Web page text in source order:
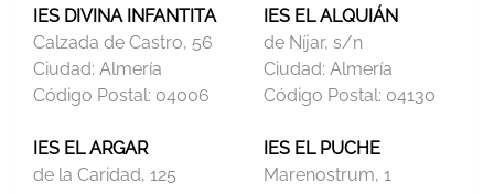
IES DIVINA INFANTITA
Calzada de Castro, 56
Ciudad: Almería
Código Postal: 04006
IES EL ALQUIÁN
de Níjar, s/n
Ciudad: Almería
Código Postal: 04130
IES EL ARGAR
de la Caridad, 125
IES EL PUCHE
Marenostrum, 1